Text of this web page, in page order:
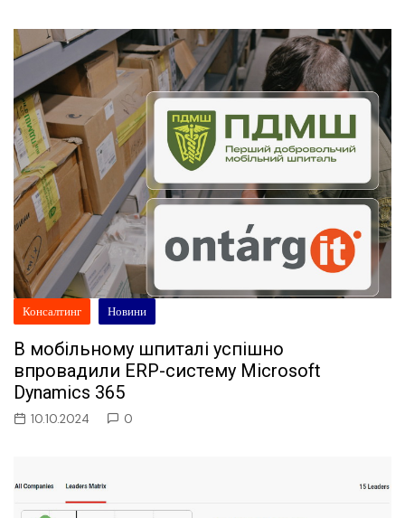
Консалтинг Новини
В мобільному шпиталі успішно
впровадили ERP-систему Microsoft
Dynamics 365
10.10.2024 0